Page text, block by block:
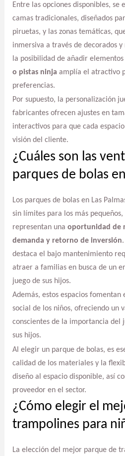
Entre las opciones disponibles, se
camas tradicionales, diseñados
piruetas, y las zonas temáticas,
inmersiva a través de decorados y
la posibilidad de añadir
o pistas ninja amplía el atractivo
preferencias.
Por supuesto, la personalización
fabricantes ofrecen ajustes en
interactivos para que cada
visión del cliente.
¿Cuáles son las
parques de bolas
Los parques de bolas en Las
sin límites para los más
representan una oportunidad de
demanda y retorno de inversión
destaca el bajo mantenimiento
atraer a familias en busca de un
juego de sus hijos.
Además, estos espacios
social de los niños, ofreciendo un
conscientes de la importancia del
sus hijos.
Al elegir un parque de bolas, es
calidad de los materiales y la
diseño al espacio disponible, así
proveedor en el sector.
¿Cómo elegir el
trampolines para
La elección del mejor parque de